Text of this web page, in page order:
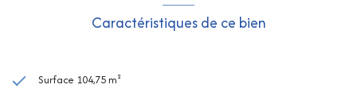
Caractéristiques de ce bien
Surface 104,75 m²